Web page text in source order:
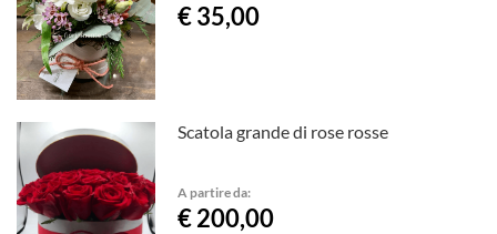
€ 35,00
Scatola grande di rose rosse
A partire da:
€ 200,00